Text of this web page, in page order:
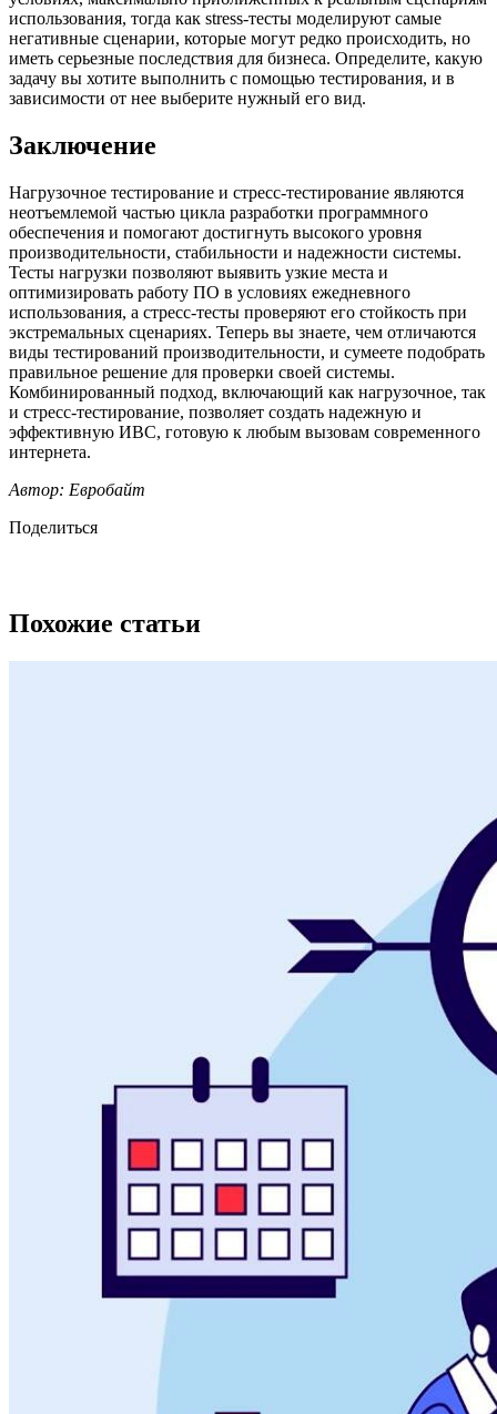
использования, тогда как stress-тесты моделируют самые
негативные сценарии, которые могут редко происходить, но
иметь серьезные последствия для бизнеса. Определите, какую
задачу вы хотите выполнить с помощью тестирования, и в
зависимости от нее выберите нужный его вид.
Заключение
Нагрузочное тестирование и стресс-тестирование являются
неотъемлемой частью цикла разработки программного
обеспечения и помогают достигнуть высокого уровня
производительности, стабильности и надежности системы.
Тесты нагрузки позволяют выявить узкие места и
оптимизировать работу ПО в условиях ежедневного
использования, а стресс-тесты проверяют его стойкость при
экстремальных сценариях. Теперь вы знаете, чем отличаются
виды тестирований производительности, и сумеете подобрать
правильное решение для проверки своей системы.
Комбинированный подход, включающий как нагрузочное, так
и стресс-тестирование, позволяет создать надежную и
эффективную ИВС, готовую к любым вызовам современного
интернета.
Автор: Евробайт
Поделиться
Похожие статьи